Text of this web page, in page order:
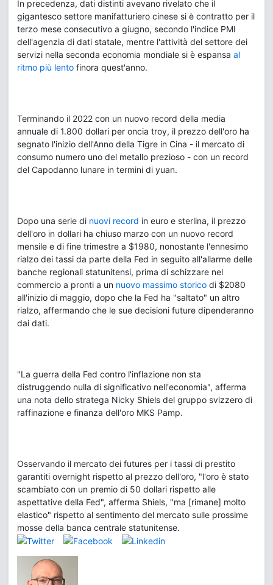
In precedenza, dati distinti avevano rivelato che il
gigantesco settore manifatturiero cinese si è contratto per il
terzo mese consecutivo a giugno, secondo l'indice PMI
dell'agenzia di dati statale, mentre l'attività del settore dei
servizi nella seconda economia mondiale si è espansa al
ritmo più lento finora quest'anno.
Terminando il 2022 con un nuovo record della media
annuale di 1.800 dollari per oncia troy, il prezzo dell'oro ha
segnato l'inizio dell'Anno della Tigre in Cina - il mercato di
consumo numero uno del metallo prezioso - con un record
del Capodanno lunare in termini di yuan.
Dopo una serie di nuovi record in euro e sterlina, il prezzo
dell'oro in dollari ha chiuso marzo con un nuovo record
mensile e di fine trimestre a $1980, nonostante l'ennesimo
rialzo dei tassi da parte della Fed in seguito all'allarme delle
banche regionali statunitensi, prima di schizzare nel
commercio a pronti a un nuovo massimo storico di $2080
all'inizio di maggio, dopo che la Fed ha "saltato" un altro
rialzo, affermando che le sue decisioni future dipenderanno
dai dati.
"La guerra della Fed contro l'inflazione non sta
distruggendo nulla di significativo nell'economia", afferma
una nota dello stratega Nicky Shiels del gruppo svizzero di
raffinazione e finanza dell'oro MKS Pamp.
Osservando il mercato dei futures per i tassi di prestito
garantiti overnight rispetto al prezzo dell'oro, "l'oro è stato
scambiato con un premio di 50 dollari rispetto alle
aspettative della Fed", afferma Shiels, "ma [rimane] molto
elastico" rispetto al sentimento del mercato sulle prossime
mosse della banca centrale statunitense.